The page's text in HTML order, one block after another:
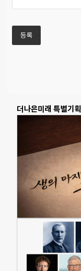
더나은미래 특별기획